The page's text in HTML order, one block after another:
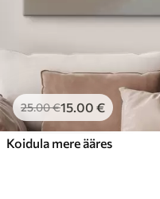
25.00€15.00 €
Koidula mere ääres